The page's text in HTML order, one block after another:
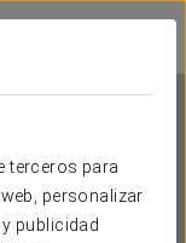
terceros para
personalizar
publicidad